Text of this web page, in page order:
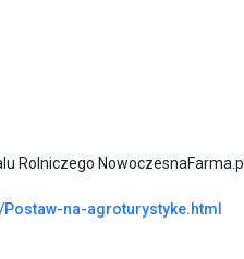
Rolniczego NowoczesnaFarma.pl
na-agroturystyke.html